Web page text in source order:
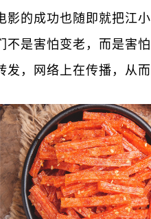
的成功也随即就把江
是害怕变老，而是害
，网络上在传播，从